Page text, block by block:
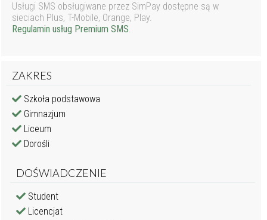
Usługi SMS obsługiwane przez SimPay dostępne są w
sieciach Plus, T-Mobile, Orange, Play.
Regulamin usług Premium SMS.
ZAKRES
Szkoła podstawowa
Gimnazjum
Liceum
Dorośli
DOŚWIADCZENIE
Student
Licencjat